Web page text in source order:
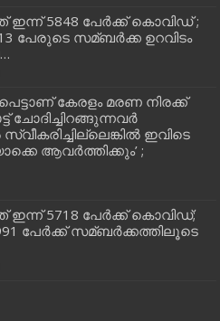
5848 പേര്‍ക്ക് കൊവി‌ഡ് ;
പേരുടെ സമ്ബര്‍ക്ക ഉറവിടം
കേരളം മരണ നിരക്ക്
ചോദിച്ചിറങ്ങുന്നവർ
ഇവിടെ
ആവർത്തിക്കും’ ;
5718 പേര്‍ക്ക് കൊവിഡ്;
പേര്‍ക്ക് സമ്ബര്‍ക്കത്തിലൂടെ